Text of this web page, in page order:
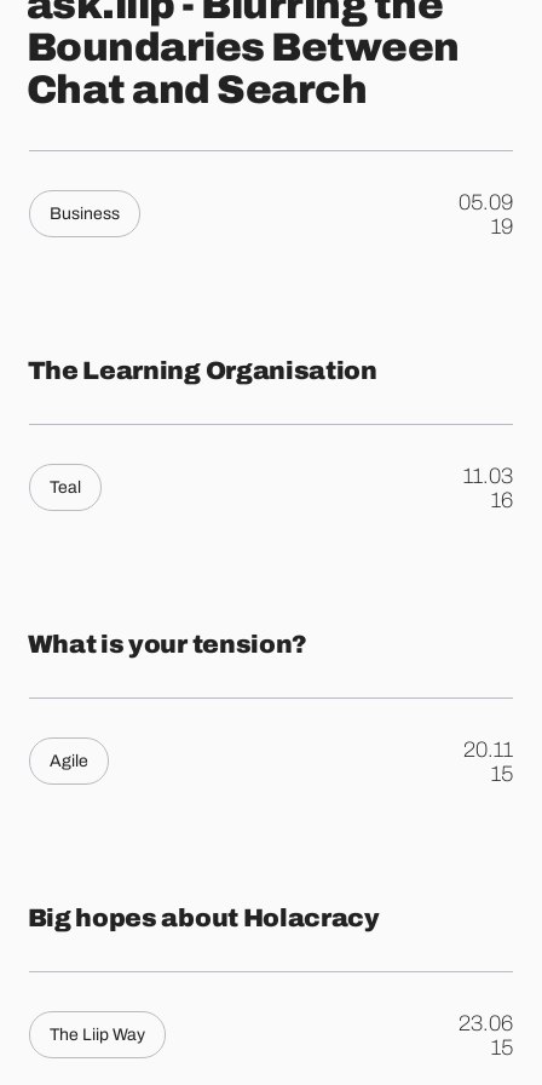
Boundaries Between
Chat and Search
Business
05.09
.19
The Learning Organisation
Teal
11.03
.16
What is your tension?
Agile
20.11
.15
Big hopes about Holacracy
The Liip Way
23.06
.15